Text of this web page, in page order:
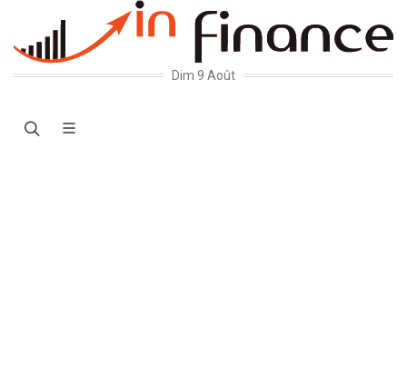
Dim 9 Août